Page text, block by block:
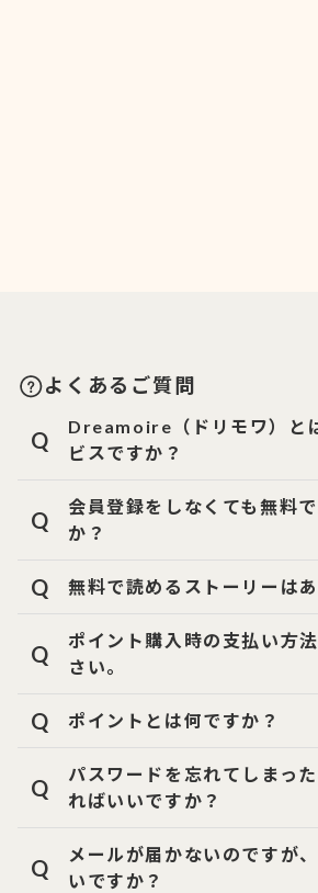
よくあるご質問
Q
Dreamoire（ドリモワ）と
ビスですか？
Q
会員登録をしなくても無料
か？
Q 無料で読めるストーリーは
Q
ポイント購入時の支払い方
さい。
Q ポイントとは何ですか？
Q
パスワードを忘れてしまっ
ればいいですか？
Q
メールが届かないのですが
いですか？